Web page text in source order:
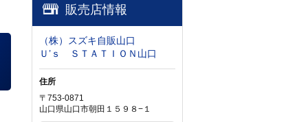
販売店情報
（株）スズキ自販山口
Ｕ’ｓ ＳＴＡＴＩＯＮ山口
住所
〒753-0871
山口県山口市朝田１５９８−１